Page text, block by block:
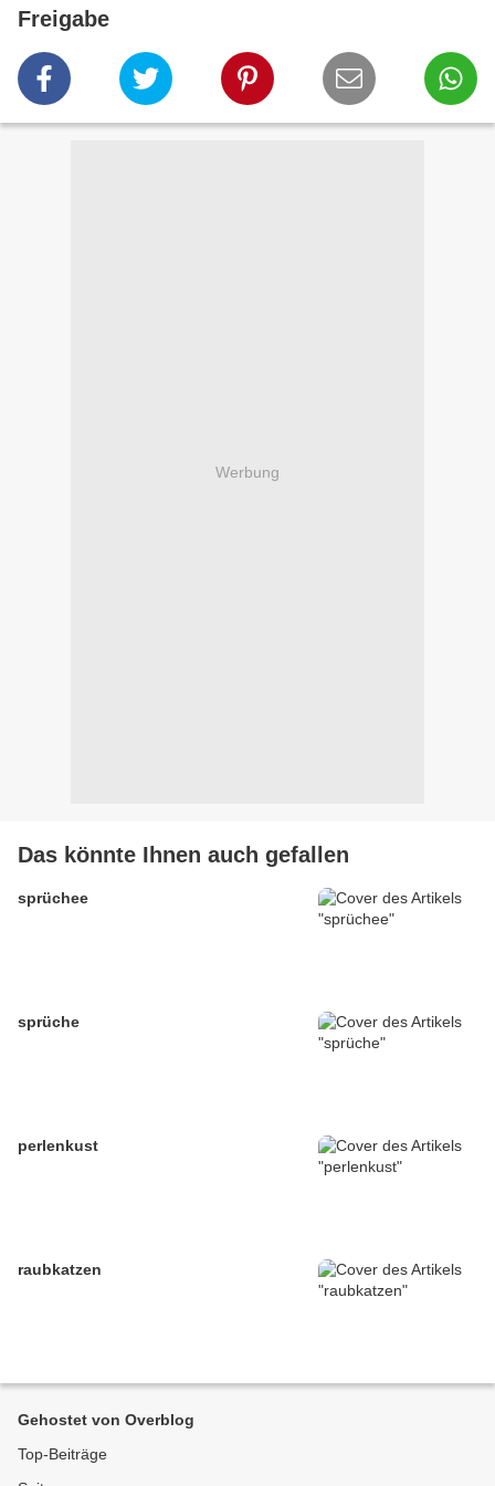
Freigabe
Werbung
Das könnte Ihnen auch gefallen
sprüchee
sprüche
perlenkust
raubkatzen
Gehostet von Overblog
Top-Beiträge